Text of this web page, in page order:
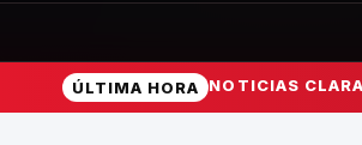
ÚLTIMA HORA NOTICIAS